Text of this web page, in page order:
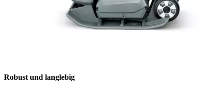
Robust und langlebig